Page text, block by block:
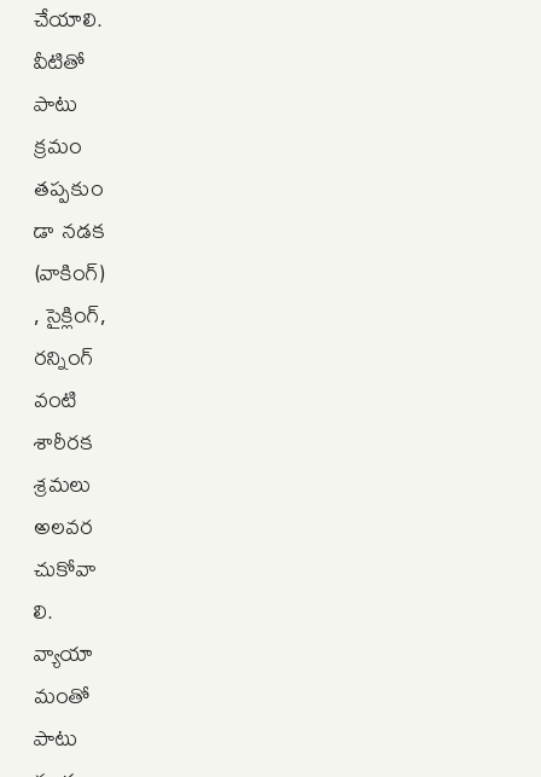
చేయాలి.
వీటితో
పాటు
క్రమం
తప్పకుం
డా నడక
(వాకింగ్)
, సైక్లింగ్‌,
రన్నింగ్
వంటి
శారీరక
శ్రమలు
అలవర
చుకోవా
లి.
వ్యాయా
మంతో
పాటు